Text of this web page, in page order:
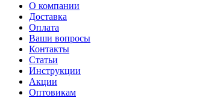
О компании
Доставка
Оплата
Ваши вопросы
Контакты
Статьи
Инструкции
Акции
Оптовикам